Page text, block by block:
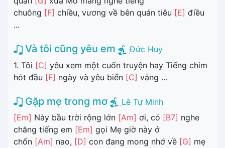
chuông [F] chiều, vương về bên quán tiêu [E] điều
...
Và tôi cũng yêu em
Đức Huy
1. Tôi [C] yêu xem một cuốn truyện hay Tiếng chim
hót đầu [F] ngày và yêu biển [C] vắng ...
Gặp mẹ trong mơ
Lê Tự Minh
[Em] Này bầu trời rộng lớn [Am] ơi, có [B7] nghe
chăng tiếng em [Em] gọi Mẹ giờ này ở
chốn [Am] nao, [D] con đang mong nhớ về [G] mẹ